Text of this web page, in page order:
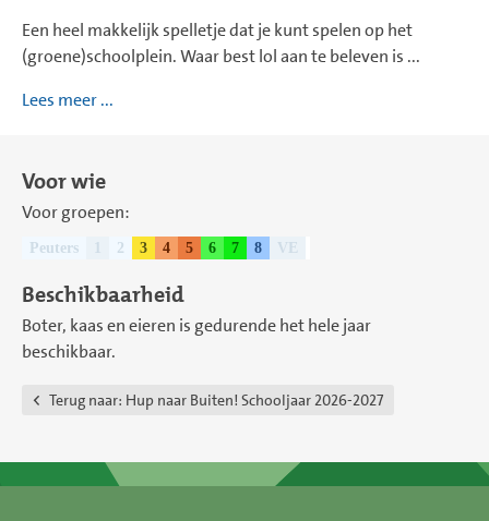
Een heel makkelijk spelletje dat je kunt spelen op het
(groene)schoolplein. Waar best lol aan te beleven is ...
Lees meer ...
Voor wie
Voor groepen:
Peuters 2 3 4 5 6 7 8 VE
Beschikbaarheid
Boter, kaas en eieren is gedurende het hele jaar
beschikbaar.
Terug naar: Ηup naar Buiten! Schooljaar 2026-2027